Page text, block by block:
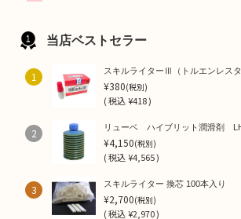
当店ベストセラー
1 スキルライターⅢ（トルエンレ
¥380(税別)
(税込¥418 )
2 リューベ ハイブリット潤滑剤
¥4,150(税別)
(税込¥4,565 )
3 スキルライター 換芯 100本入り
¥2,700(税別)
(税込¥2,970 )